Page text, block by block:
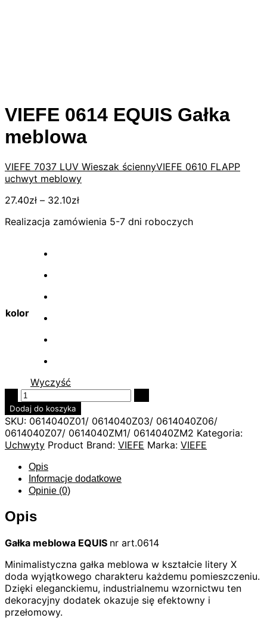
VIEFE 0614 EQUIS Gałka
meblowa
VIEFE 7037 LUV Wieszak ściennyVIEFE 0610 FLAPP
uchwyt meblowy
27.40zł – 32.10zł
Realizacja zamówienia 5-7 dni roboczych
kolor
Wyczyść
Quantity
Dodaj do koszyka
SKU: 0614040Z01/ 0614040Z03/ 0614040Z06/
0614040Z07/ 0614040ZM1/ 0614040ZM2 Kategoria:
Uchwyty Product Brand: VIEFE Marka: VIEFE
Opis
Informacje dodatkowe
Opinie (0)
Opis
Gałka meblowa EQUIS nr art.0614
Minimalistyczna gałka meblowa w kształcie litery X
doda wyjątkowego charakteru każdemu pomieszczeniu.
Dzięki eleganckiemu, industrialnemu wzornictwu ten
dekoracyjny dodatek okazuje się efektowny i
przełomowy.